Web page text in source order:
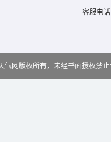
客服电
气网版权所有，未经书面授权